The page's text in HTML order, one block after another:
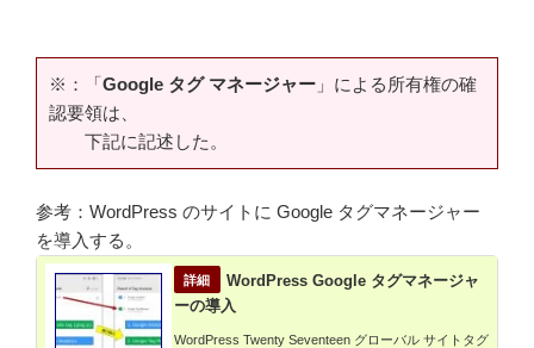
※：「Google タグ マネージャー 」による所有権の確
認要領は、
下記に記述した。
参考：WordPress のサイトに Google タグマネージャー
を導入する。
WordPress Google タグマネージャ
ーの導入
WordPress Twenty Seventeen グローバル サイトタグ